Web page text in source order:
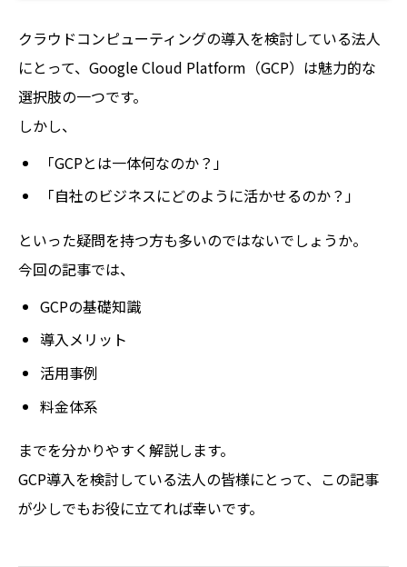
クラウドコンピューティングの導入を検討している法人
にとって、Google Cloud Platform（GCP）は魅力的な
選択肢の一つです。
しかし、
「GCPとは一体何なのか？」
「自社のビジネスにどのように活かせるのか？」
といった疑問を持つ方も多いのではないでしょうか。
今回の記事では、
GCPの基礎知識
導入メリット
活用事例
料金体系
までを分かりやすく解説します。
GCP導入を検討している法人の皆様にとって、この記事
が少しでもお役に立てれば幸いです。